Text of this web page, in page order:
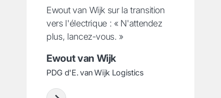
Ewout van Wijk sur la transition
vers l'électrique : « N'attendez
plus, lancez-vous. »
Ewout van Wijk
PDG d'E. van Wijk Logistics